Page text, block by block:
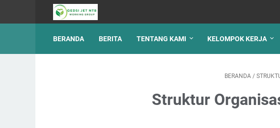
BERANDA BERITA TENTANG KAMI KELOMPOK KERJA
BERANDA /
Struktur